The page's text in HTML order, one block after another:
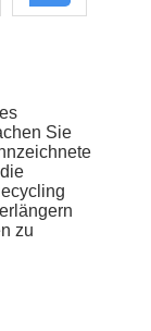
Sie
zu